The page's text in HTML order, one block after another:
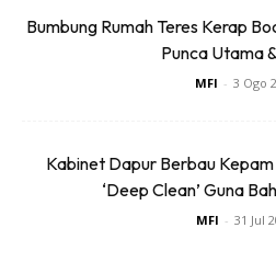
ruang. Dalam contoh di bawah,
yang digunakan amat ringkas
bahagian ‘kepala’. Ini bukan
Bumbung Rumah Teres Kerap
Punca Utama
MFI - 3 Ogo
Kabinet Dapur Berbau
‘Deep Clean’ Guna
MFI - 31 Jul